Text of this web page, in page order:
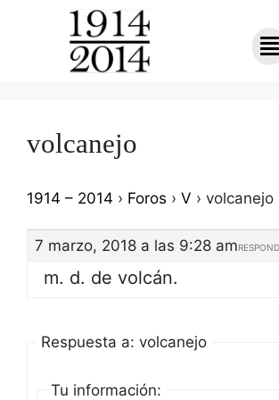
volcanejo
1914 – 2014 › Foros › V › volcanejo
7 marzo, 2018 a las 9:28 am
m. d. de volcán.
Respuesta a: volcanejo
Tu información: